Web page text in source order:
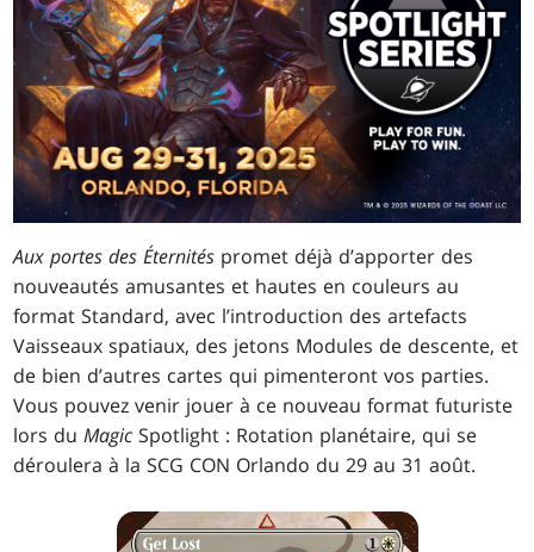
Aux portes des Éternités promet déjà d’apporter des
nouveautés amusantes et hautes en couleurs au
format Standard, avec l’introduction des artefacts
Vaisseaux spatiaux, des jetons Modules de descente, et
de bien d’autres cartes qui pimenteront vos parties.
Vous pouvez venir jouer à ce nouveau format futuriste
lors duMagicSpotlight : Rotation planétaire, qui se
déroulera à la SCG CON Orlando du 29 au 31 août.